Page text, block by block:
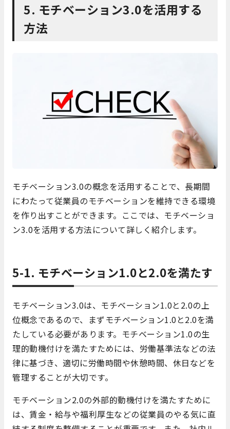
5. モチベーション3.0を活用する
方法
モチベーション3.0の概念を活用することで、長期間
にわたって従業員のモチベーションを維持できる環境
を作り出すことができます。ここでは、モチベーショ
ン3.0を活用する方法について詳しく紹介します。
5-1. モチベーション1.0と2.0を満たす
モチベーション3.0は、モチベーション1.0と2.0の上
位概念であるので、まずモチベーション1.0と2.0を満
たしている必要があります。モチベーション1.0の生
理的動機付けを満たすためには、労働基準法などの法
律に基づき、適切に労働時間や休憩時間、休日などを
管理することが大切です。
モチベーション2.0の外部的動機付けを満たすために
は、賃金・給与や福利厚生などの従業員のやる気に直